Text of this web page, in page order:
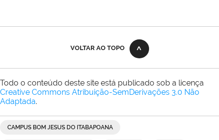
VOLTAR AO TOPO
Todo o conteúdo deste site está publicado sob a licença
Creative Commons Atribuição-SemDerivações 3.0 Não
Adaptada.
CAMPUS BOM JESUS DO ITABAPOANA